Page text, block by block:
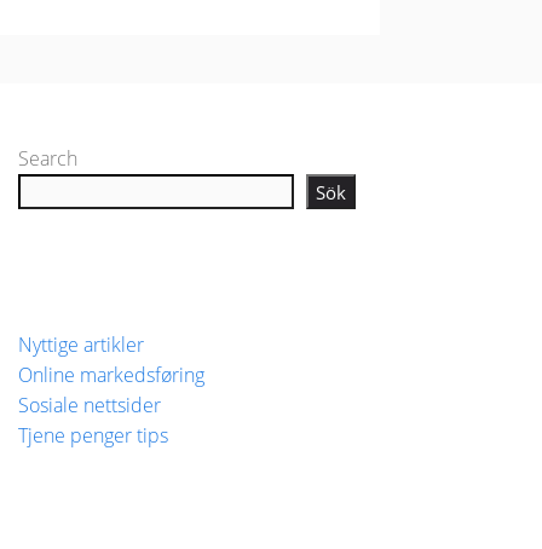
Search
Sök
Nyttige artikler
Online markedsføring
Sosiale nettsider
Tjene penger tips